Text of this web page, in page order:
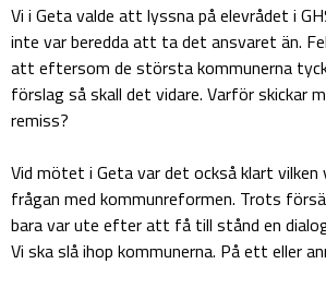
Vi i Geta valde att lyssna på elevrådet i
inte var beredda att ta det ansvaret än.
att eftersom de största kommunerna
förslag så skall det vidare. Varför skickar
remiss?
Vid mötet i Geta var det också klart vilken
frågan med kommunreformen. Trots
bara var ute efter att få till stånd en
Vi ska slå ihop kommunerna. På ett eller